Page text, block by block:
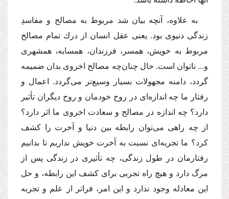
به علاوه، آنچه بیان شد مربوط به مصالح و مفاسدِ
زندگى دنیوى بود. یعنى عقل انسان از درك تمام مصالح
مربوط به خویش، همسر، فرزندان، همسایه، همشهرى
و... ناتوان است. حال چنان‌چه مصالح اخروى بدان ضمیمه
گردد، دامنه مجهولات بسیار وسیع‌تر مى‌گردد. اعمال و
رفتار ما چه اندازه‌اى در روح خودمان و روح دیگران تأثیر
دارد؟ چه اندازه در مصالح و سعادت اخروى ما اثر دارد؟
از چه راهى مى‌توان رابطه بین دنیا و آخرت را كشف
كرد؟ ما تجربه‌اى نسبت به آخرت خویش نداریم تا بدانیم
رفتارمان در طول زندگى، چه تأثیرى در زندگى پس از
مرگ دارد و هیچ راه تجربى براى كشف این رابطه، و حل
این معادله وجود ندارد و این امر، فراتر از علم و تجربه